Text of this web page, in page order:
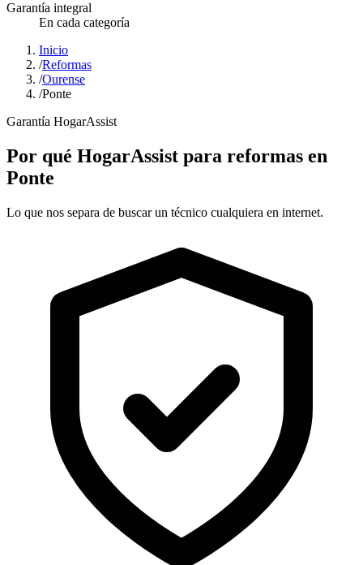
Garantía integral
En cada categoría
Inicio
/Reformas
/Ourense
/Ponte
Garantía HogarAssist
Por qué HogarAssist para reformas en
Ponte
Lo que nos separa de buscar un técnico cualquiera en internet.